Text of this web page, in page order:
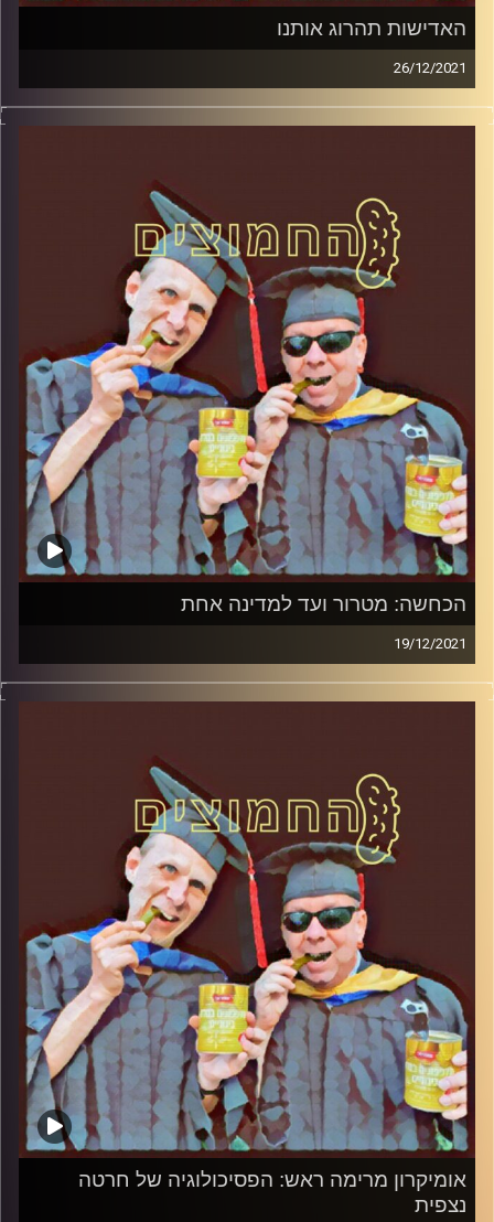
האדישות תהרוג אותנו
26/12/2021
המערכת הפוליטית על ספת הפסיכולוג, עם פרופסור בועז בן-
דוד ופרופסור גלעד הירשברגר
הכחשה: מטרור ועד למדינה אחת
19/12/2021
המערכת הפוליטית על ספת הפסיכולוג, עם פרופסור בועז בן-
דוד ופרופסור גלעד הירשברגר
אומיקרון מרימה ראש: הפסיכולוגיה של חרטה
נצפית